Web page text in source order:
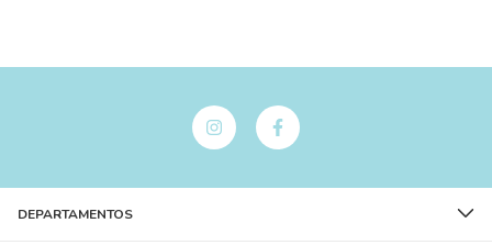
DEPARTAMENTOS